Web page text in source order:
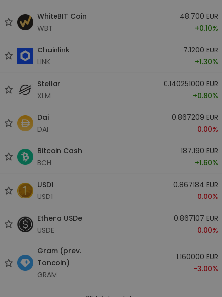
WhiteBIT Coin
WBT
48.700 EUR
+0.10%
Chainlink
LINK
7.1200 EUR
+1.30%
Stellar
XLM
0.140251000 EUR
+0.80%
Dai
DAI
0.867209 EUR
0.00%
Bitcoin Cash
BCH
187.190 EUR
+1.60%
USD1
USD1
0.867184 EUR
0.00%
Ethena USDe
USDE
0.867107 EUR
0.00%
Gram (prev.
Toncoin)
GRAM
1.160000 EUR
-3.00%